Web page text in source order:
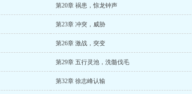
第20章 祸患，惊龙钟声
第23章 冲突，威胁
第26章 激战，突变
第29章 五行灵池，洗髓伐毛
第32章 徐志峰认输